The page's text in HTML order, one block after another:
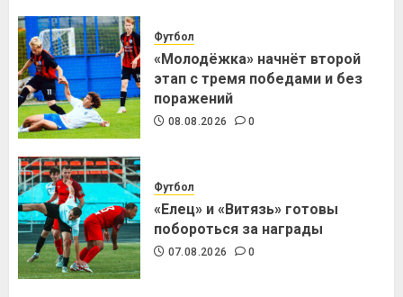
Футбол
«Молодёжка» начнёт второй
этап с тремя победами и без
поражений
08.08.2026 0
Футбол
«Елец» и «Витязь» готовы
побороться за награды
07.08.2026 0